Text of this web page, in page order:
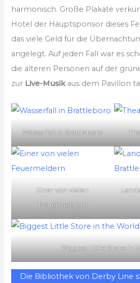
harmonisch. Große Plakate
Hotel der Hauptsponsor dieses
das viele Geld für die
angelegt. Auf jeden Fall war es
die älteren Personen auf der
zur Live-Musikaus dem Pavillon
Wasserfall in Brattleboro
Einer von vielen
Feuermeldern
Biggest Little Store in
Die Bibliothek von Derby Line